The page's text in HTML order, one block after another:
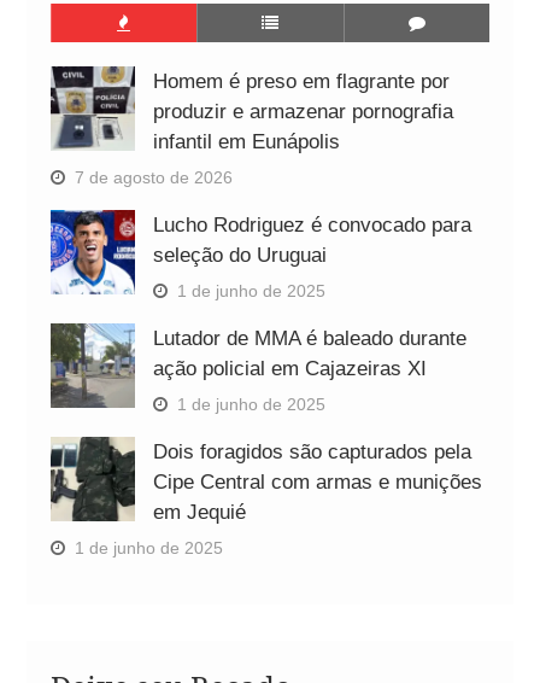
Homem é preso em flagrante por
produzir e armazenar pornografia
infantil em Eunápolis
7 de agosto de 2026
Lucho Rodriguez é convocado para
seleção do Uruguai
1 de junho de 2025
Lutador de MMA é baleado durante
ação policial em Cajazeiras XI
1 de junho de 2025
Dois foragidos são capturados pela
Cipe Central com armas e munições
em Jequié
1 de junho de 2025